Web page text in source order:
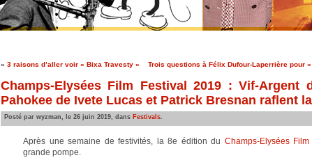
« 3 raisons d’aller voir « Bixa Travesty » Trois questions à Félix Dufour-Laperrière pour
Champs-Elysées Film Festival 2019 : Vif-Argent
Pahokee de Ivete Lucas et Patrick Bresnan raflent
Posté par wyzman, le 26 juin 2019, dans Festivals.
Après une semaine de festivités, la 8e édition du Champs-Elysées Film
grande pompe.